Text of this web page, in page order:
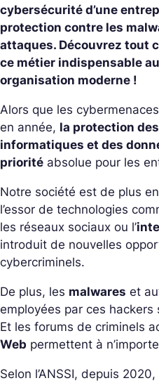
cybersécurité d’une
protection contre les
attaques. Découvrez tout
ce métier indispensable
organisation moderne !
Alors que les
en année, la protection
informatiques et des
priorité absolue pour les
Notre société est de plus
l’essor de technologies
les réseaux sociaux ou l’
introduit de nouvelles
cybercriminels.
De plus, les malwares et
employées par ces hackers
Et les forums de criminels
Web permettent à
Selon l’ANSSI, depuis 2020,